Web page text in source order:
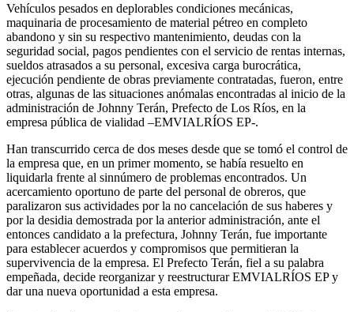
Vehículos pesados en deplorables condiciones mecánicas,
maquinaria de procesamiento de material pétreo en completo
abandono y sin su respectivo mantenimiento, deudas con la
seguridad social, pagos pendientes con el servicio de rentas internas,
sueldos atrasados a su personal, excesiva carga burocrática,
ejecución pendiente de obras previamente contratadas, fueron, entre
otras, algunas de las situaciones anómalas encontradas al inicio de la
administración de Johnny Terán, Prefecto de Los Ríos, en la
empresa pública de vialidad –EMVIALRÍOS EP-.
Han transcurrido cerca de dos meses desde que se tomó el control de
la empresa que, en un primer momento, se había resuelto en
liquidarla frente al sinnúmero de problemas encontrados. Un
acercamiento oportuno de parte del personal de obreros, que
paralizaron sus actividades por la no cancelación de sus haberes y
por la desidia demostrada por la anterior administración, ante el
entonces candidato a la prefectura, Johnny Terán, fue importante
para establecer acuerdos y compromisos que permitieran la
supervivencia de la empresa. El Prefecto Terán, fiel a su palabra
empeñada, decide reorganizar y reestructurar EMVIALRÍOS EP y
dar una nueva oportunidad a esta empresa.